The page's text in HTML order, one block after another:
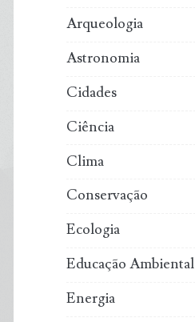
Arqueologia
Astronomia
Cidades
Ciência
Clima
Conservação
Ecologia
Educação Ambiental
Energia